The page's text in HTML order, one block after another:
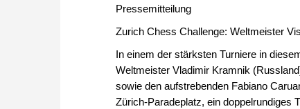
Pressemitteilung
Zurich Chess Challenge: Weltmeister
In einem der stärksten Turniere in
Weltmeister Vladimir Kramnik
sowie den aufstrebenden Fabiano
Zürich-Paradeplatz, ein doppelrundiges